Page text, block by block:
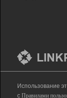
Использование
с Правилами